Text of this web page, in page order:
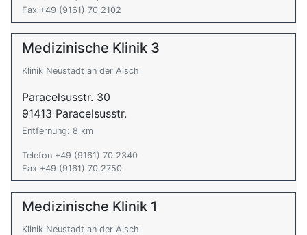
Fax +49 (9161) 70 2102
Medizinische Klinik 3
Klinik Neustadt an der Aisch
Paracelsusstr. 30
91413 Paracelsusstr.
Entfernung: 8 km
Telefon +49 (9161) 70 2340
Fax +49 (9161) 70 2750
Medizinische Klinik 1
Klinik Neustadt an der Aisch